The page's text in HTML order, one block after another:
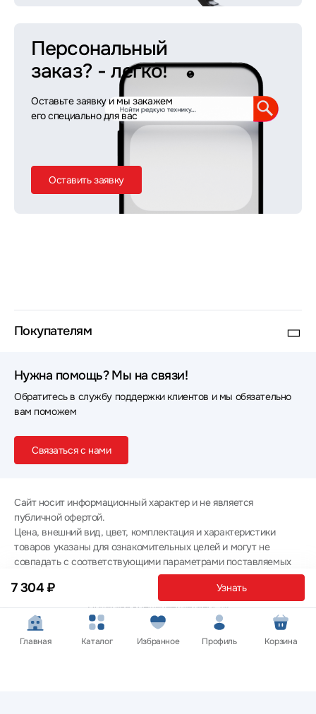
7 304 ₽ Узнать
Персональный
заказ? - легко!
Оставьте заявку и мы закажем
его специально для вас
Оставить заявку
Покупателям
Нужна помощь? Мы на связи!
Обратитесь в службу поддержки клиентов и мы обязательно
вам поможем
Связаться с нами
Сайт носит информационный характер и не является
публичной офертой.
Цена, внешний вид, цвет, комплектация и характеристики
товаров указаны для ознакомительных целей и могут не
совпадать с соответствующими параметрами поставляемых
товаров - уточняйте информацию у менеджера при
оформлении заказа.
Политика конфиденциальности
© 2012 — 2026 ООО «Эпл Тэк»
Главная Каталог Избранное Профиль Корзина